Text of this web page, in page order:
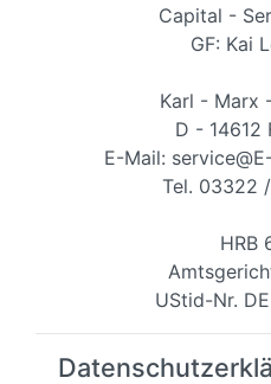
Capital -
GF: Kai
Karl - Marx
D - 14612
E-Mail:
Tel. 03322
HRB
UStid-Nr.